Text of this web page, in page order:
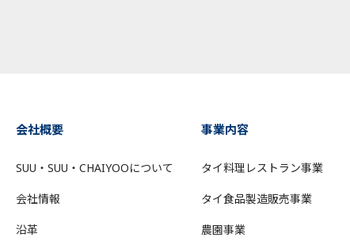
会社概要
SUU・SUU・CHAIYOOについて
会社情報
沿革
事業内容
タイ料理レストラン事業
タイ食品製造販売事業
農園事業